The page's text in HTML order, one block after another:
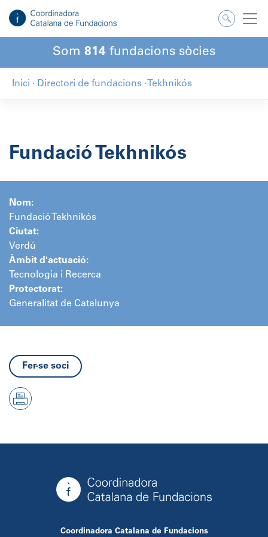
contingut
Som 814 fundacions sòcies
Inici · Directori de fundacions · Tekhnikós
Fundació Tekhnikós
Nom:
Fundació Tekhnikós
Ciutat:
Verdú
Àmbit d'actuació:
Tecnologia i Recerca
Protectorat:
Generalitat de Catalunya
Fer-se soci
Coordinadora Catalana de Fundacions